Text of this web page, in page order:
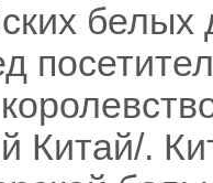
Китай/.